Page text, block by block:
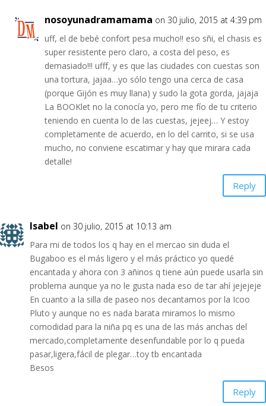
nosoyunadramamama on 30 julio, 2015 at 4:39 pm
uff, el de bebé confort pesa mucho!! eso sñi, el chasis es
super resistente pero claro, a costa del peso, es
demasiado!!! ufff, y es que las ciudades con cuestas son
una tortura, jajaa…yo sólo tengo una cerca de casa
(porque Gijón es muy llana) y sudo la gota gorda, jajaja
La BOOKlet no la conocía yo, pero me fío de tu criterio
teniendo en cuenta lo de las cuestas, jejeej… Y estoy
completamente de acuerdo, en lo del carrito, si se usa
mucho, no conviene escatimar y hay que mirara cada
detalle!
Reply
Isabel on 30 julio, 2015 at 10:13 am
Para mi de todos los q hay en el mercao sin duda el
Bugaboo es el más ligero y el más práctico yo quedé
encantada y ahora con 3 añinos q tiene aún puede usarla sin
problema aunque ya no le gusta nada eso de tar ahí jejejeje
En cuanto a la silla de paseo nos decantamos por la Icoo
Pluto y aunque no es nada barata miramos lo mismo
comodidad para la niña pq es una de las más anchas del
mercado,completamente desenfundable por lo q pueda
pasar,ligera,fácil de plegar…toy tb encantada
Besos
Reply